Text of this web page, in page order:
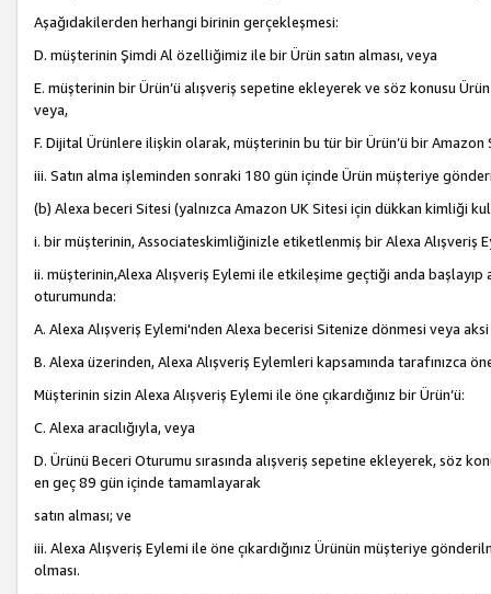
Aşağıdakilerden herhangi birinin gerçekleşmesi:
D. müşterinin Şimdi Al özelliğimiz ile bir Ürün satın alması, veya
E. müşterinin bir Ürün’ü alışveriş sepetine ekleyerek ve söz konusu
veya,
F. Dijital Ürünlere ilişkin olarak, müşterinin bu tür bir Ürün’ü bir Amazon
iii. Satın alma işleminden sonraki 180 gün içinde Ürün müşteriye
(b) Alexa beceri Sitesi (yalnızca Amazon UK Sitesi için dükkan kimliği
i. bir müşterinin, Associateskimliğinizle etiketlenmiş bir Alexa Alışveriş
ii. müşterinin,Alexa Alışveriş Eylemi ile etkileşime geçtiği anda
oturumunda:
A. Alexa Alışveriş Eylemi'nden Alexa becerisi Sitenize dönmesi veya
B. Alexa üzerinden, Alexa Alışveriş Eylemleri kapsamında tarafınızca
Müşterinin sizin Alexa Alışveriş Eylemi ile öne çıkardığınız bir Ürün’ü:
C. Alexa aracılığıyla, veya
D. Ürünü Beceri Oturumu sırasında alışveriş sepetine ekleyerek, söz
en geç 89 gün içinde tamamlayarak
satın alması; ve
iii. Alexa Alışveriş Eylemi ile öne çıkardığınız Ürünün müşteriye
olması.